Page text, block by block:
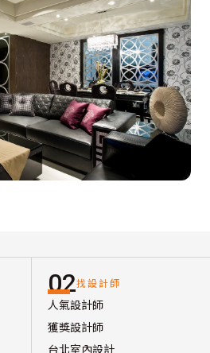
02找設計師
人氣設計師
獲獎設計師
台北室內設計